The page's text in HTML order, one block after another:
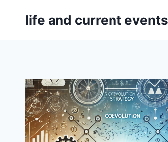
life and current events